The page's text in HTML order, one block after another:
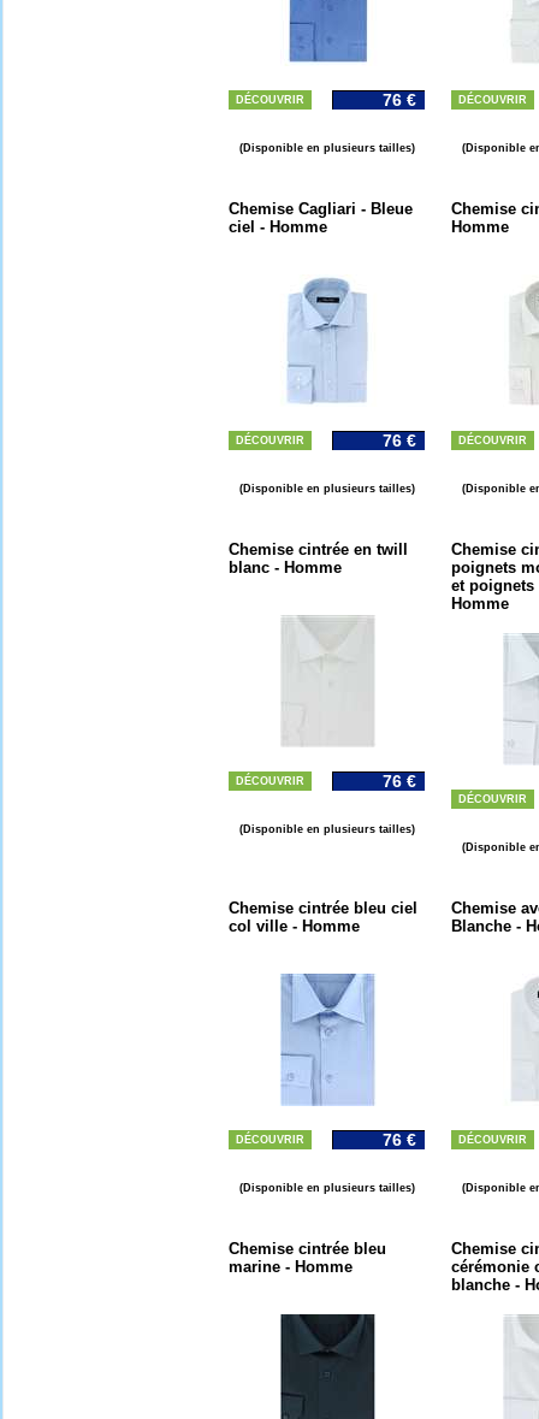
DÉCOUVRIR 76 €
(Disponible en plusieurs tailles)
DÉCOUVRIR
(Disponible
Chemise Cagliari - Bleue
ciel - Homme
DÉCOUVRIR 76 €
(Disponible en plusieurs tailles)
Chemise
Homme
DÉCOUVRIR
(Disponible
Chemise cintrée en twill
blanc - Homme
DÉCOUVRIR 76 €
(Disponible en plusieurs tailles)
Chemise
poignets
et poignets
Homme
DÉCOUVRIR
(Disponible
Chemise cintrée bleu ciel
col ville - Homme
DÉCOUVRIR 76 €
(Disponible en plusieurs tailles)
Chemise
Blanche -
DÉCOUVRIR
(Disponible
Chemise cintrée bleu
marine - Homme
Chemise
cérémonie
blanche -